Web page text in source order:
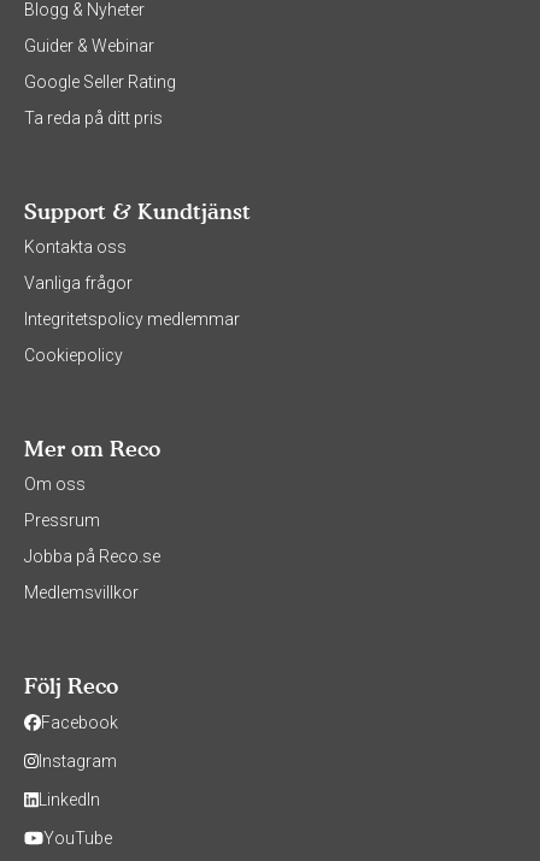
Blogg & Nyheter
Guider & Webinar
Google Seller Rating
Ta reda på ditt pris
Support & Kundtjänst
Kontakta oss
Vanliga frågor
Integritetspolicy medlemmar
Cookiepolicy
Mer om Reco
Om oss
Pressrum
Jobba på Reco.se
Medlemsvillkor
Följ Reco
Facebook
Instagram
LinkedIn
YouTube